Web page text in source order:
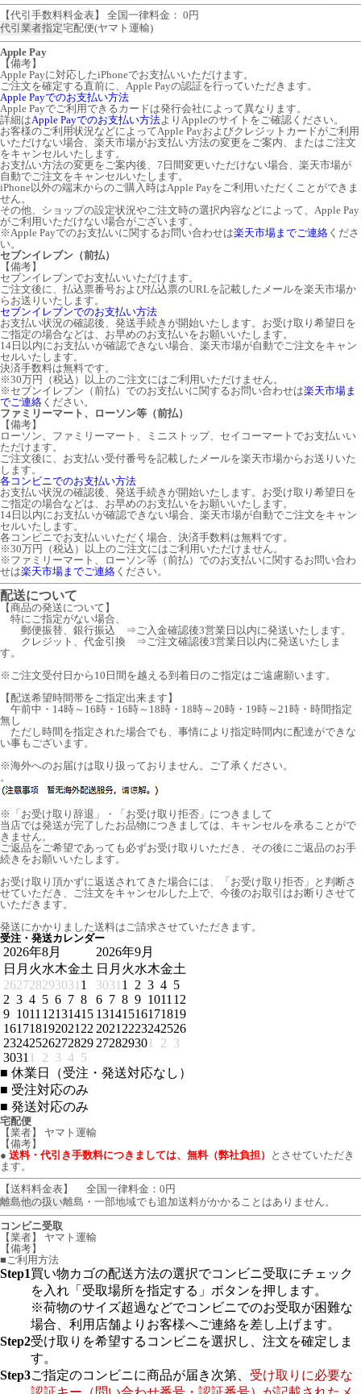
【代引手数料料金表】 全国一律料金： 0円
代引業者指定宅配便(ヤマト運輸)
Apple Pay
【備考】
Apple Payに対応したiPhoneでお支払いいただけます。
ご注文を確定する直前に、Apple Payの認証を行っていただきます。
Apple Payでのお支払い方法
Apple Payでご利用できるカードは発行会社によって異なります。
詳細はApple Payでのお支払い方法よりAppleのサイトをご確認ください。
お客様のご利用状況などによってApple Payおよびクレジットカードがご利用
いただけない場合、楽天市場がお支払い方法の変更をご案内、またはご注文
をキャンセルいたします。
お支払い方法の変更をご案内後、7日間変更いただけない場合、楽天市場が
自動でご注文をキャンセルいたします。
iPhone以外の端末からのご購入時はApple Payをご利用いただくことができま
せん。
その他、ショップの設定状況やご注文時の選択内容などによって、Apple Pay
がご利用いただけない場合がございます。
※Apple Payでのお支払いに関するお問い合わせは楽天市場までご連絡 くださ
い。
セブンイレブン（前払）
【備考】
セブンイレブンでお支払いいただけます。
ご注文後に、払込票番号および払込票のURLを記載したメールを楽天市場か
らお送りいたします。
セブンイレブンでのお支払い方法
お支払い状況の確認後、発送手続きが開始いたします。お受け取り希望日を
ご指定の場合などは、お早めのお支払いをお願いいたします。
14日以内にお支払いが確認できない場合、楽天市場が自動でご注文をキャン
セルいたします。
決済手数料は無料です。
※30万円（税込）以上のご注文にはご利用いただけません。
※セブンイレブン（前払）でのお支払いに関するお問い合わせは楽天市場ま
でご連絡 ください。
ファミリーマート、ローソン等（前払）
【備考】
ローソン、ファミリーマート、ミニストップ、セイコーマートでお支払いい
ただけます。
ご注文後に、お支払い受付番号を記載したメールを楽天市場からお送りいた
します。
各コンビニでのお支払い方法
お支払い状況の確認後、発送手続きが開始いたします。お受け取り希望日を
ご指定の場合などは、お早めのお支払いをお願いいたします。
14日以内にお支払いが確認できない場合、楽天市場が自動でご注文をキャン
セルいたします。
各コンビニでお支払いいただく場合、決済手数料は無料です。
※30万円（税込）以上のご注文にはご利用いただけません。
※ファミリーマート、ローソン等（前払）でのお支払いに関するお問い合わ
せは楽天市場までご連絡 ください。
配送について
【商品の発送について】
特にご指定がない場合、
郵便振替、銀行振込 ⇒ご入金確認後3営業日以内に発送いたします。
クレジット、代金引換 ⇒ご注文確認後3営業日以内に発送いたしま
す。
※ご注文受付日から10日間を越える到着日のご指定はご遠慮願います。
【配送希望時間帯をご指定出来ます】
午前中・14時～16時・16時～18時・18時～20時・19時～21時・時間指定
無し
ただし時間を指定された場合でも、事情により指定時間内に配達ができな
い事もございます。
※海外へのお届けは取り扱っておりません。ご了承ください。
。
※「お受け取り辞退」・「お受け取り拒否」につきまして
当店では発送が完了したお品物につきましては、キャンセルを承ることがで
きません。
ご返品をご希望であっても必ずお受け取りいただき、その後にご返品のお手
続きをお願いいたします。
お受け取り頂かずに返送されてきた場合には、「お受け取り拒否」と判断さ
せていただき、ご注文をキャンセルした上で、今後のお取引はお断りさせて
いただきます。
発送にかかりました送料はご請求させていただきます。
受注・発送カレンダー
2026年8月
日 月 火水木金土
262728293031 1
2 3 4 5 6 7 8
9 1011 12131415
161718192021 22
23242526272829
3031 1 2 3 4 5
2026年9月
日 月 火水木金土
3031 1 2 3 4 5
6 7 8 9 1011 12
13141516171819
2021 2223242526
272829301 2 3
■ 休業日（受注・発送対応なし）
■ 受注対応のみ
■ 発送対応のみ
宅配便
【業者】 ヤマト運輸
【備考】
● 送料・代引き手数料につきましては、無料（弊社負担）
とさせていただき
ます。
【送料料金表】
全国一律料金：0円
離島他の扱い離島・一部地域でも追加送料がかかることはありません。
コンビニ受取
【業者】 ヤマト運輸
【備考】
■ご利用方法
Step1買い物カゴの配送方法の選択でコンビニ受取にチェック
を入れ「受取場所を指定する」ボタンを押します。
※荷物のサイズ超過などでコンビニでのお受取が困難な
場合、利用店舗よりお客様へご連絡を差し上げます。
Step2受け取りを希望するコンビニを選択し、注文を確定しま
す。
Step3ご指定のコンビニに商品が届き次第、 受け取りに必要な